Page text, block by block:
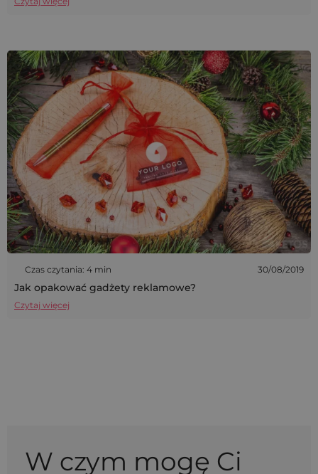
Czas czytania: 4 min 30/08/2019
Jak opakować gadżety reklamowe?
Czytaj więcej
W czym mogę Ci